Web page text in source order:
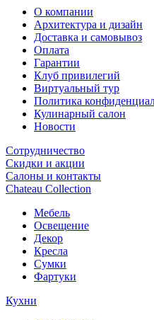
О компании
Архитектура и дизайн
Доставка и самовывоз
Оплата
Гарантии
Клуб привилегий
Виртуальный тур
Политика
Кулинарный салон
Новости
Сотрудничество
Скидки и акции
Салоны и контакты
Chateau Collection
Мебель
Освещение
Декор
Кресла
Сумки
Фартуки
Кухни